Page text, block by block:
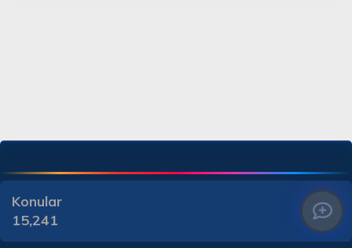
Konular
15,241